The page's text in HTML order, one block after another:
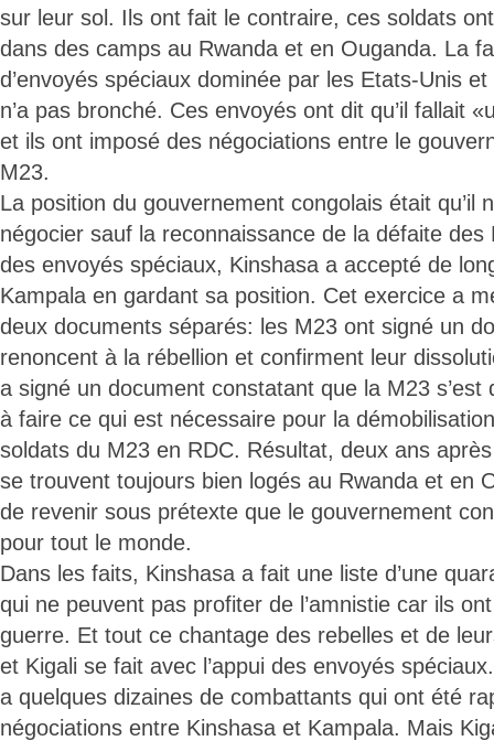
sur leur sol. Ils ont fait le contraire, ces soldats
dans des camps au Rwanda et en Ouganda. La
d’envoyés spéciaux dominée par les Etats-Unis et
n’a pas bronché. Ces envoyés ont dit qu’il fallait
et ils ont imposé des négociations entre le
M23.
La position du gouvernement congolais était qu’il
négocier sauf la reconnaissance de la défaite des
des envoyés spéciaux, Kinshasa a accepté de
Kampala en gardant sa position. Cet exercice a
deux documents séparés: les M23 ont signé un
renoncent à la rébellion et confirment leur
a signé un document constatant que la M23 s’est
à faire ce qui est nécessaire pour la
soldats du M23 en RDC. Résultat, deux ans
se trouvent toujours bien logés au Rwanda et en
de revenir sous prétexte que le gouvernement
pour tout le monde.
Dans les faits, Kinshasa a fait une liste d’une
qui ne peuvent pas profiter de l’amnistie car ils
guerre. Et tout ce chantage des rebelles et de
et Kigali se fait avec l’appui des envoyés
a quelques dizaines de combattants qui ont été
négociations entre Kinshasa et Kampala. Mais